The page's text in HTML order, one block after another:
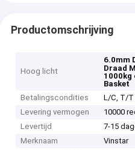
Productomschrijving
Hoog licht
6.0mm
Draad
1000kg
Basket
Betalingscondities
L/C, T/T
Levering vermogen
10000
Levertijd
7-15
Merknaam
Vinstar